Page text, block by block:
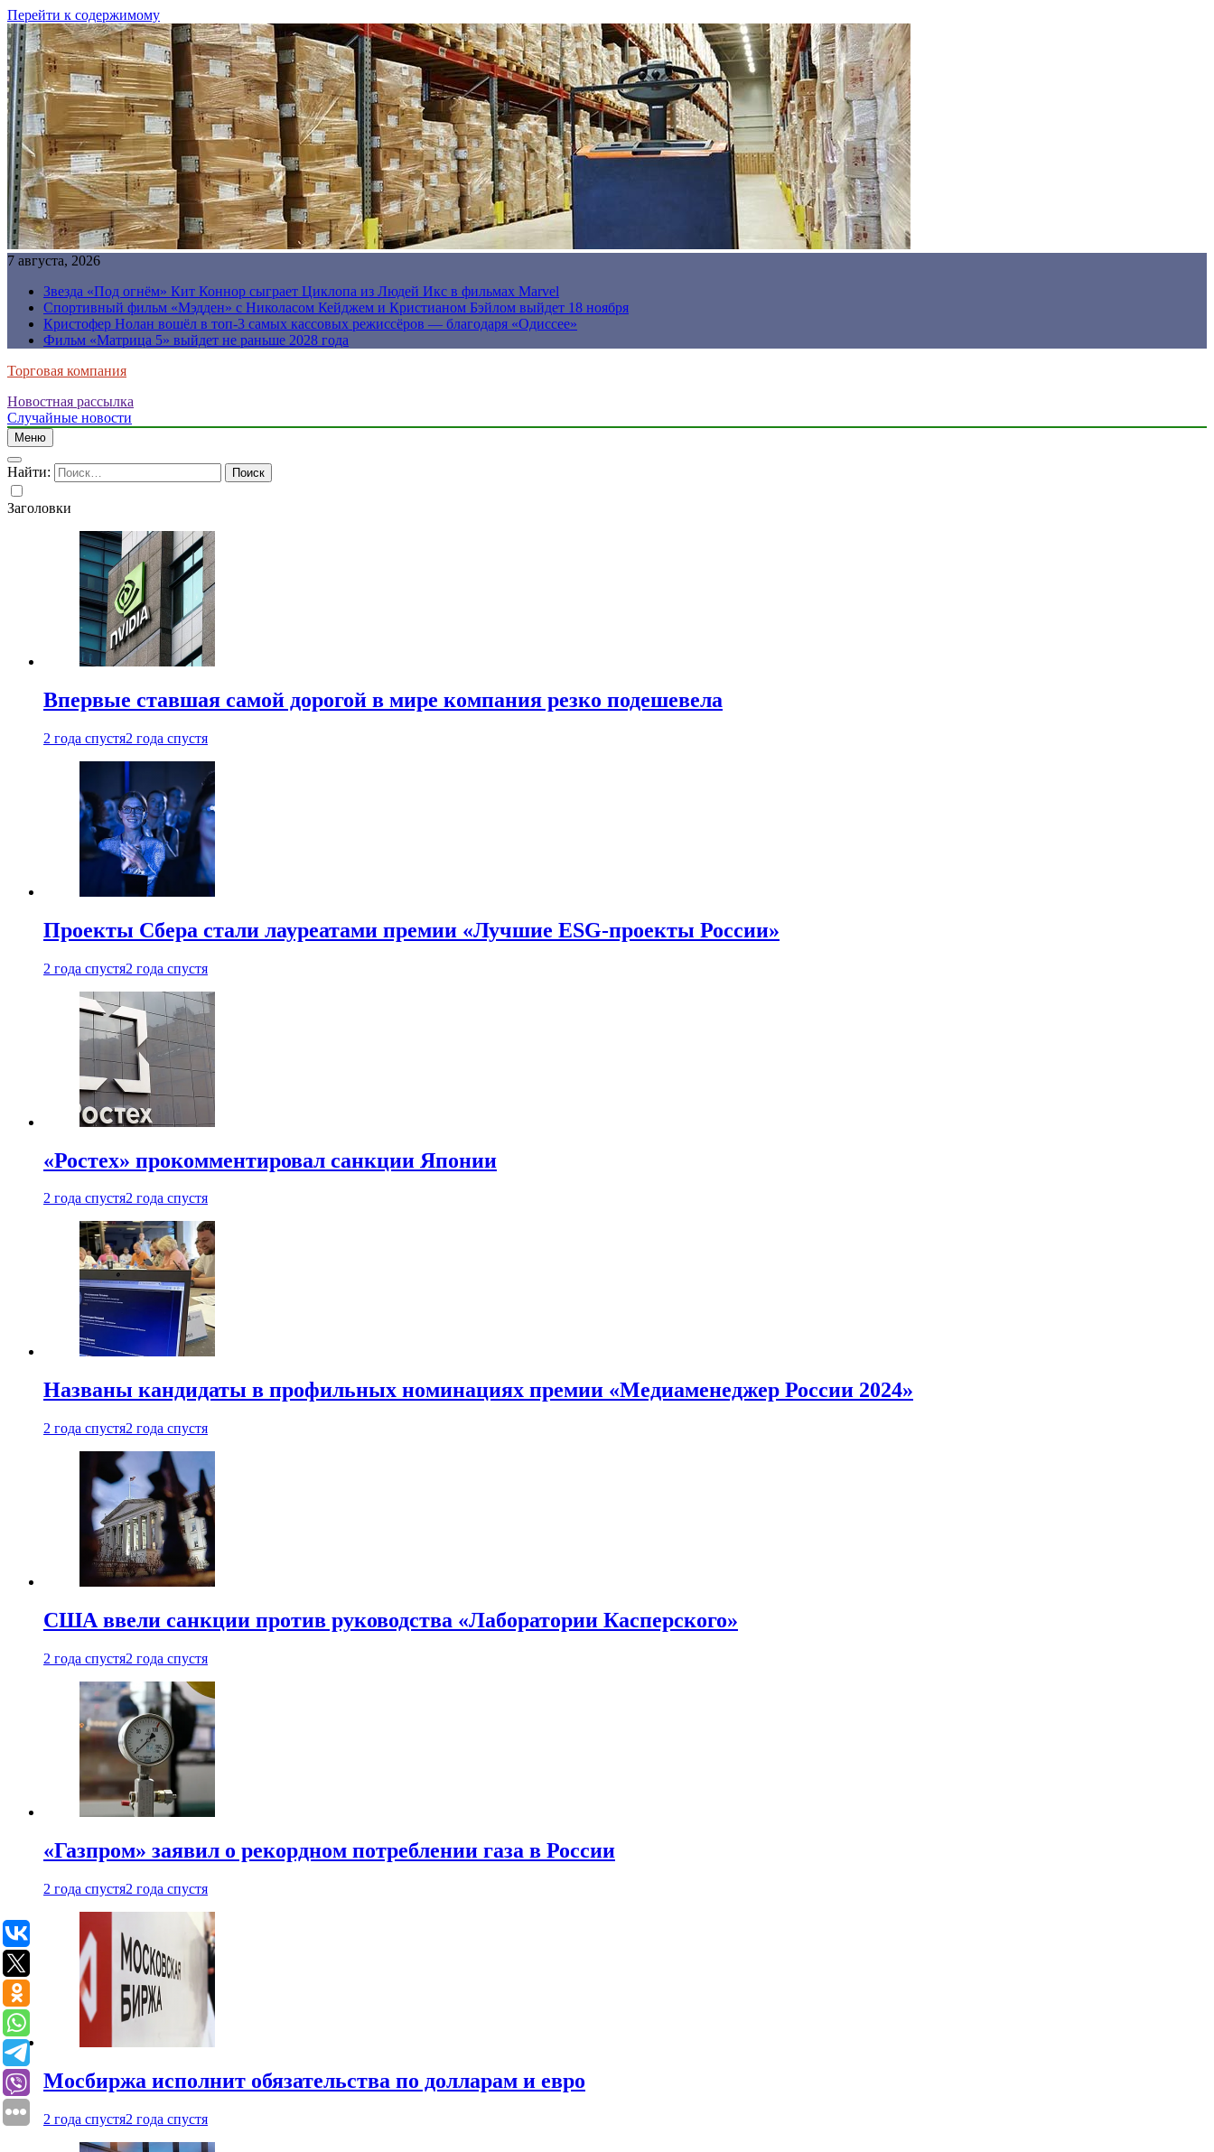
Перейти к содержимому
7 августа, 2026
Звезда «Под огнём» Кит Коннор сыграет Циклопа из Людей Икс в фильмах Marvel
Спортивный фильм «Мэдден» с Николасом Кейджем и Кристианом Бэйлом выйдет 18 ноября
Кристофер Нолан вошёл в топ-3 самых кассовых режиссёров — благодаря «Одиссее»
Фильм «Матрица 5» выйдет не раньше 2028 года
Торговая компания
Новостная рассылка
Случайные новости
Меню
Найти:
Заголовки
Впервые ставшая самой дорогой в мире компания резко подешевела
2 года спустя2 года спустя
Проекты Сбера стали лауреатами премии «Лучшие ESG-проекты России»
2 года спустя2 года спустя
«Ростех» прокомментировал санкции Японии
2 года спустя2 года спустя
Названы кандидаты в профильных номинациях премии «Медиаменеджер России 2024»
2 года спустя2 года спустя
США ввели санкции против руководства «Лаборатории Касперского»
2 года спустя2 года спустя
«Газпром» заявил о рекордном потреблении газа в России
2 года спустя2 года спустя
Мосбиржа исполнит обязательства по долларам и евро
2 года спустя2 года спустя